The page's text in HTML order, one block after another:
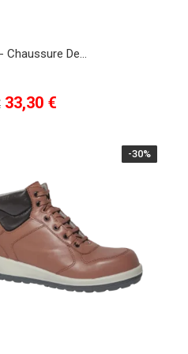
Chaussure De...
Prix
33,30 €
-30%
-30%